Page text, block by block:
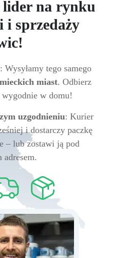
na rynku
sprzedaży
: Wysyłamy tego samego
miast. Odbierz
w domu!
uzgodnieniu: Kurier
i dostarczy paczkę
– lub zostawi ją pod
adresem.